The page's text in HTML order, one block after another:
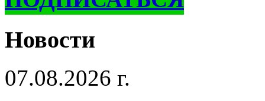
Новости
07.08.2026 г.